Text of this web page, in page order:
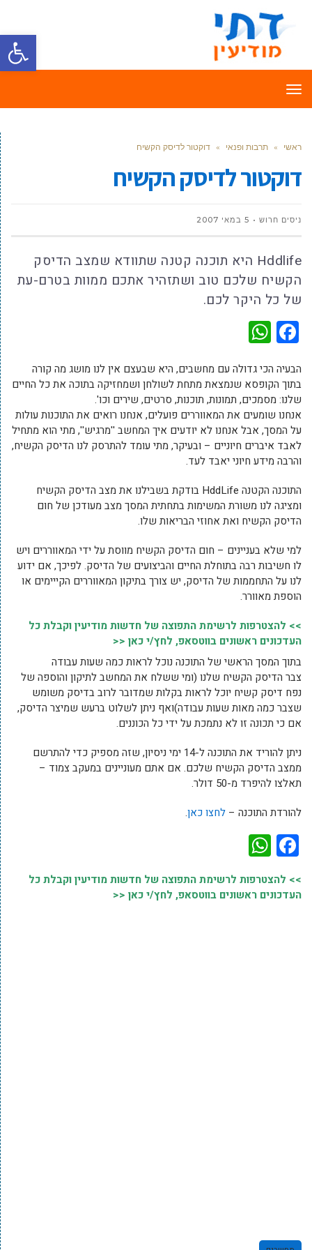
פתח
תפריט
ראשי » תרבות ופנאי » דוקטור לדיסק הקשיח
דוקטור לדיסק הקשיח
ניסים חרוש 5 במאי 2007
Hddlife היא תוכנה קטנה שתוודא שמצב הדיסק
הקשיח שלכם טוב ושתזהיר אתכם ממוות בטרם-עת
של כל היקר לכם.
Facebook
הבעיה הכי גדולה עם מחשבים, היא שבעצם אין לנו מושג מה קורה
בתוך הקופסא שנמצאת מתחת לשולחן ושמחזיקה בתוכה את כל החיים
שלנו: מסמכים, תמונות, תוכנות, סרטים, שירים וכו'.
אנחנו שומעים את המאווררים פועלים, אנחנו רואים את התוכנות עולות
על המסך, אבל אנחנו לא יודעים איך המחשב ''מרגיש'', מתי הוא מתחיל
לאבד איברים חיוניים – ובעיקר, מתי עומד להתרסק לנו הדיסק הקשיח,
והרבה מידע חיוני יאבד לעד.
התוכנה הקטנה HddLife בודקת בשבילנו את מצב הדיסק הקשיח
ומציגה לנו משורת המשימות בתחתית המסך מצב מעודכן של חום
הדיסק הקשיח ואת אחוזי הבריאות שלו.
למי שלא בעניינים – חום הדיסק הקשיח מווסת על ידי המאווררים ויש
לו חשיבות רבה בתוחלת החיים והביצועים של הדיסק. לפיכך, אם ידוע
לנו על התחממות של הדיסק, יש צורך בתיקון המאווררים הקייימים או
הוספת מאוורר.
>> להצטרפות לרשימת התפוצה של חדשות מודיעין וקבלת כל
העדכונים ראשונים בווטסאפ, לחץ/י כאן <<
בתוך המסך הראשי של התוכנה נוכל לראות כמה שעות עבודה
צבר הדיסק הקשיח שלנו (ומי ששלח את המחשב לתיקון והוספה של
נפח דיסק קשיח יוכל לראות בקלות שמדובר לרוב בדיסק משומש
שצבר כמה מאות שעות עבודה)ואף ניתן לשלוט ברעש שמיצר הדיסק,
אם כי תכונה זו לא נתמכת על ידי כל הכוננים.
ניתן להוריד את התוכנה ל-14 ימי ניסיון, שזה מספיק כדי להתרשם
ממצב הדיסק הקשיח שלכם. אם אתם מעוניינים במעקב צמוד –
תאלצו להיפרד מ-50 דולר.
להורדת התוכנה – לחצו כאן.
Facebook
>> להצטרפות לרשימת התפוצה של חדשות מודיעין וקבלת כל
העדכונים ראשונים בווטסאפ, לחץ/י כאן <<